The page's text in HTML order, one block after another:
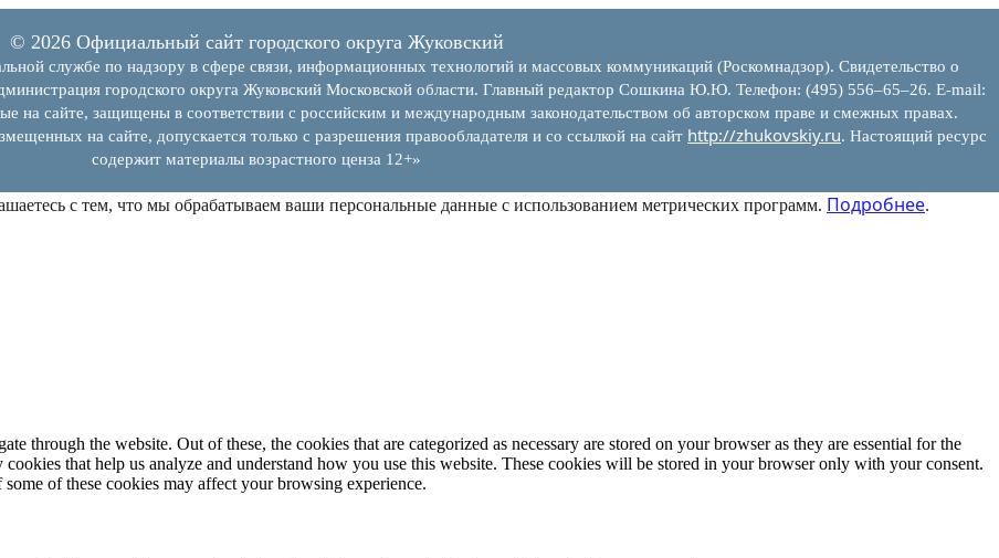
© 2026 Официальный сайт городского округа Жуковский
службе по надзору в сфере связи, информационных технологий и массовых коммуникаций (Роскомнадзор). Свидетельство о
городского округа Жуковский Московской области. Главный редактор Сошкина Ю.Ю. Телефон: (495) 556–65–26. E‑mail:
на сайте, защищены в соответствии с российским и международным законодательством об авторском праве и смежных правах.
на сайте, допускается только с разрешения правообладателя и со ссылкой на сайт http://zhukovskiy.ru. Настоящий ресурс
содержит материалы возрастного ценза 12+»
с тем, что мы обрабатываем ваши персональные данные с использованием метрических программ. Подробнее.
through the website. Out of these, the cookies that are categorized as necessary are stored on your browser as they are essential for the
that help us analyze and understand how you use this website. These cookies will be stored in your browser only with your consent.
of these cookies may affect your browsing experience.